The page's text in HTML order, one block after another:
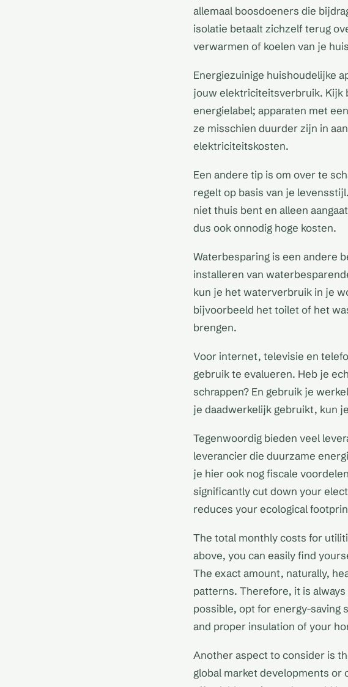
allemaal boosdoeners die
isolatie betaalt zichzelf terug
verwarmen of koelen van je
Energiezuinige huishoudelijke
jouw elektriciteitsverbruik. Kijk
energielabel; apparaten met
ze misschien duurder zijn in
elektriciteitskosten.
Een andere tip is om over te
regelt op basis van je
niet thuis bent en alleen
dus ook onnodig hoge kosten.
Waterbesparing is een andere
installeren van
kun je het waterverbruik in je
bijvoorbeeld het toilet of het
brengen.
Voor internet, televisie en
gebruik te evalueren. Heb je
schrappen? En gebruik je
je daadwerkelijk gebruikt, kun
Tegenwoordig bieden veel
leverancier die duurzame
je hier ook nog fiscale
significantly cut down your
reduces your ecological
The total monthly costs for
above, you can easily find
The exact amount, naturally,
patterns. Therefore, it is
possible, opt for energy-saving
and proper insulation of your
Another aspect to consider is
global market developments or